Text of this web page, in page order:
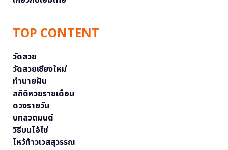
TOP CONTENT
วัดสวย
วัดสวยเชียงใหม่
ทำนายฝัน
สถิติหวยรายเดือน
ดวงรายวัน
บทสวดมนต์
วิธีบนไอ้ไข่
ไหว้ท้าวเวสสุวรรณ